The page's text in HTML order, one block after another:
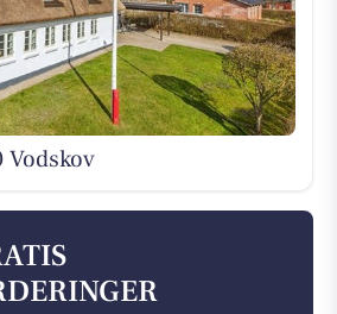
Vodskov